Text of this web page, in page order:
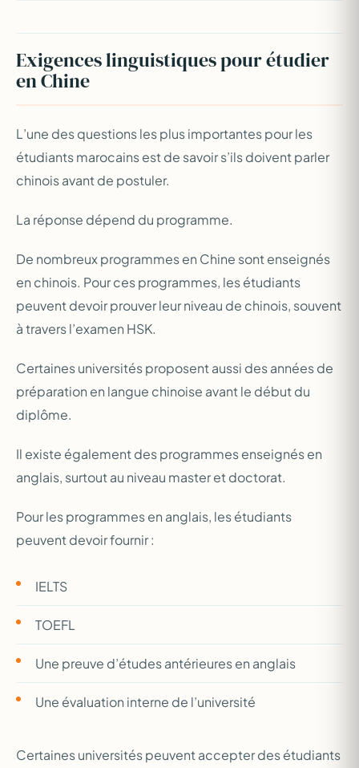
Exigences linguistiques pour étudier
en Chine
L’une des questions les plus importantes pour les
étudiants marocains est de savoir s’ils doivent parler
chinois avant de postuler.
La réponse dépend du programme.
De nombreux programmes en Chine sont enseignés
en chinois. Pour ces programmes, les étudiants
peuvent devoir prouver leur niveau de chinois, souvent
à travers l’examen HSK.
Certaines universités proposent aussi des années de
préparation en langue chinoise avant le début du
diplôme.
Il existe également des programmes enseignés en
anglais, surtout au niveau master et doctorat.
Pour les programmes en anglais, les étudiants
peuvent devoir fournir :
IELTS
TOEFL
Une preuve d’études antérieures en anglais
Une évaluation interne de l’université
Certaines universités peuvent accepter des étudiants